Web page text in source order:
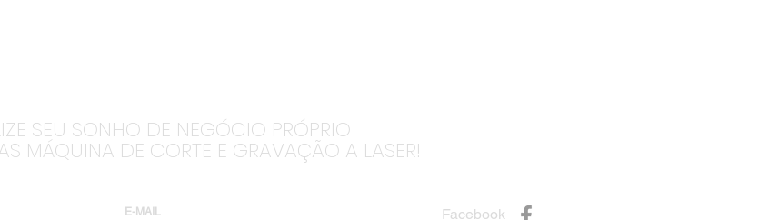
SEU SONHO DE NEGÓCIO PRÓPRIO
MÁQUINA DE CORTE E GRAVAÇÃO A LASER!
E-MAIL Facebook